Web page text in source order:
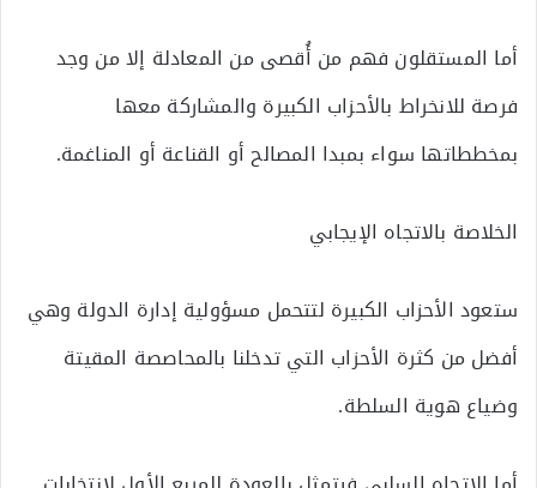
أما المستقلون فهم من أُقصى من المعادلة إلا من وجد
فرصة للانخراط بالأحزاب الكبيرة والمشاركة معها
بمخططاتها سواء بمبدا المصالح أو القناعة أو المناغمة.
الخلاصة بالاتجاه الإيجابي
ستعود الأحزاب الكبيرة لتتحمل مسؤولية إدارة الدولة وهي
أفضل من كثرة الأحزاب التي تدخلنا بالمحاصصة المقيتة
وضياع هوية السلطة.